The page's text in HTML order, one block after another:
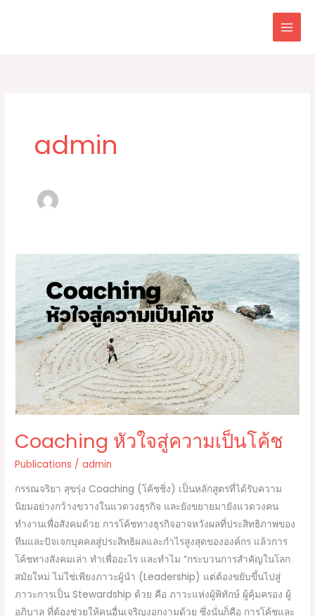
admin
Coaching หัวใจสู่ความเป็นโค้ช
Publications /admin
กรรณจริยา สุขรุ่ง Coaching (โค้ชชิ่ง) เป็นหลักสูตรที่ได้รับความ
นิยมอย่างกว้างขวางในแวดวงธุรกิจ และยังขยายมายังแวดวงคน
ทำงานเพื่อสังคมด้วย การโค้ชทางธุรกิจอาจหวังผลที่ประสิทธิภาพของ
ทีมและปัจเจกบุคคลสู่ประสิทธิผลและกำไรสูงสุดขององค์กร แล้วการ
โค้ชทางสังคมเล่า ทำเพื่ออะไร และทำไม “กระบวนการสำคัญในโลก
สมัยใหม่ ไม่ใช่เพียงภาวะผู้นำ (Leadership) แต่ต้องขยับขึ้นไปสู่
ภาวะการเป็น Stewardship ด้วย คือ ภาวะแห่งผู้พิทักษ์ ผู้คุ้มครอง ผู้
อภิบาล ที่ต้องช่วยให้คนอื่นเจริญงอกงามด้วย ซึ่งนั่นก็คือ การโค้ชและ
หัวใจ
ความ
เป็น
โค้ช